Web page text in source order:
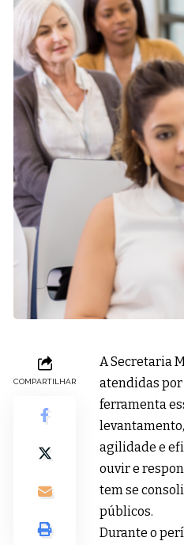
COMPARTILHAR
A Secretaria
atendidas
ferramenta
agilidade e
ouvir e
tem se
públicos.
Durante o